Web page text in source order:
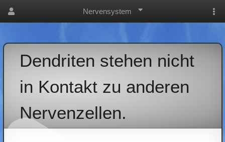
Nervensystem
Dendriten stehen nicht
in Kontakt zu anderen
Nervenzellen.